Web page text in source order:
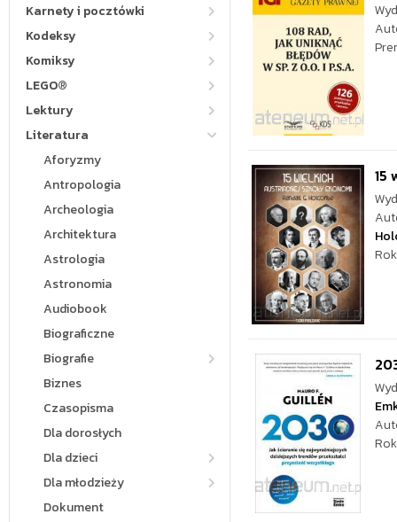
Karnety i pocztówki
Kodeksy
Komiksy
LEGO®
Lektury
Literatura
Aforyzmy
Antropologia
Archeologia
Architektura
Astrologia
Astronomia
Audiobook
Biograficzne
Biografie
Biznes
Czasopisma
Dla dorosłych
Dla dzieci
Dla młodzieży
Dokument
15